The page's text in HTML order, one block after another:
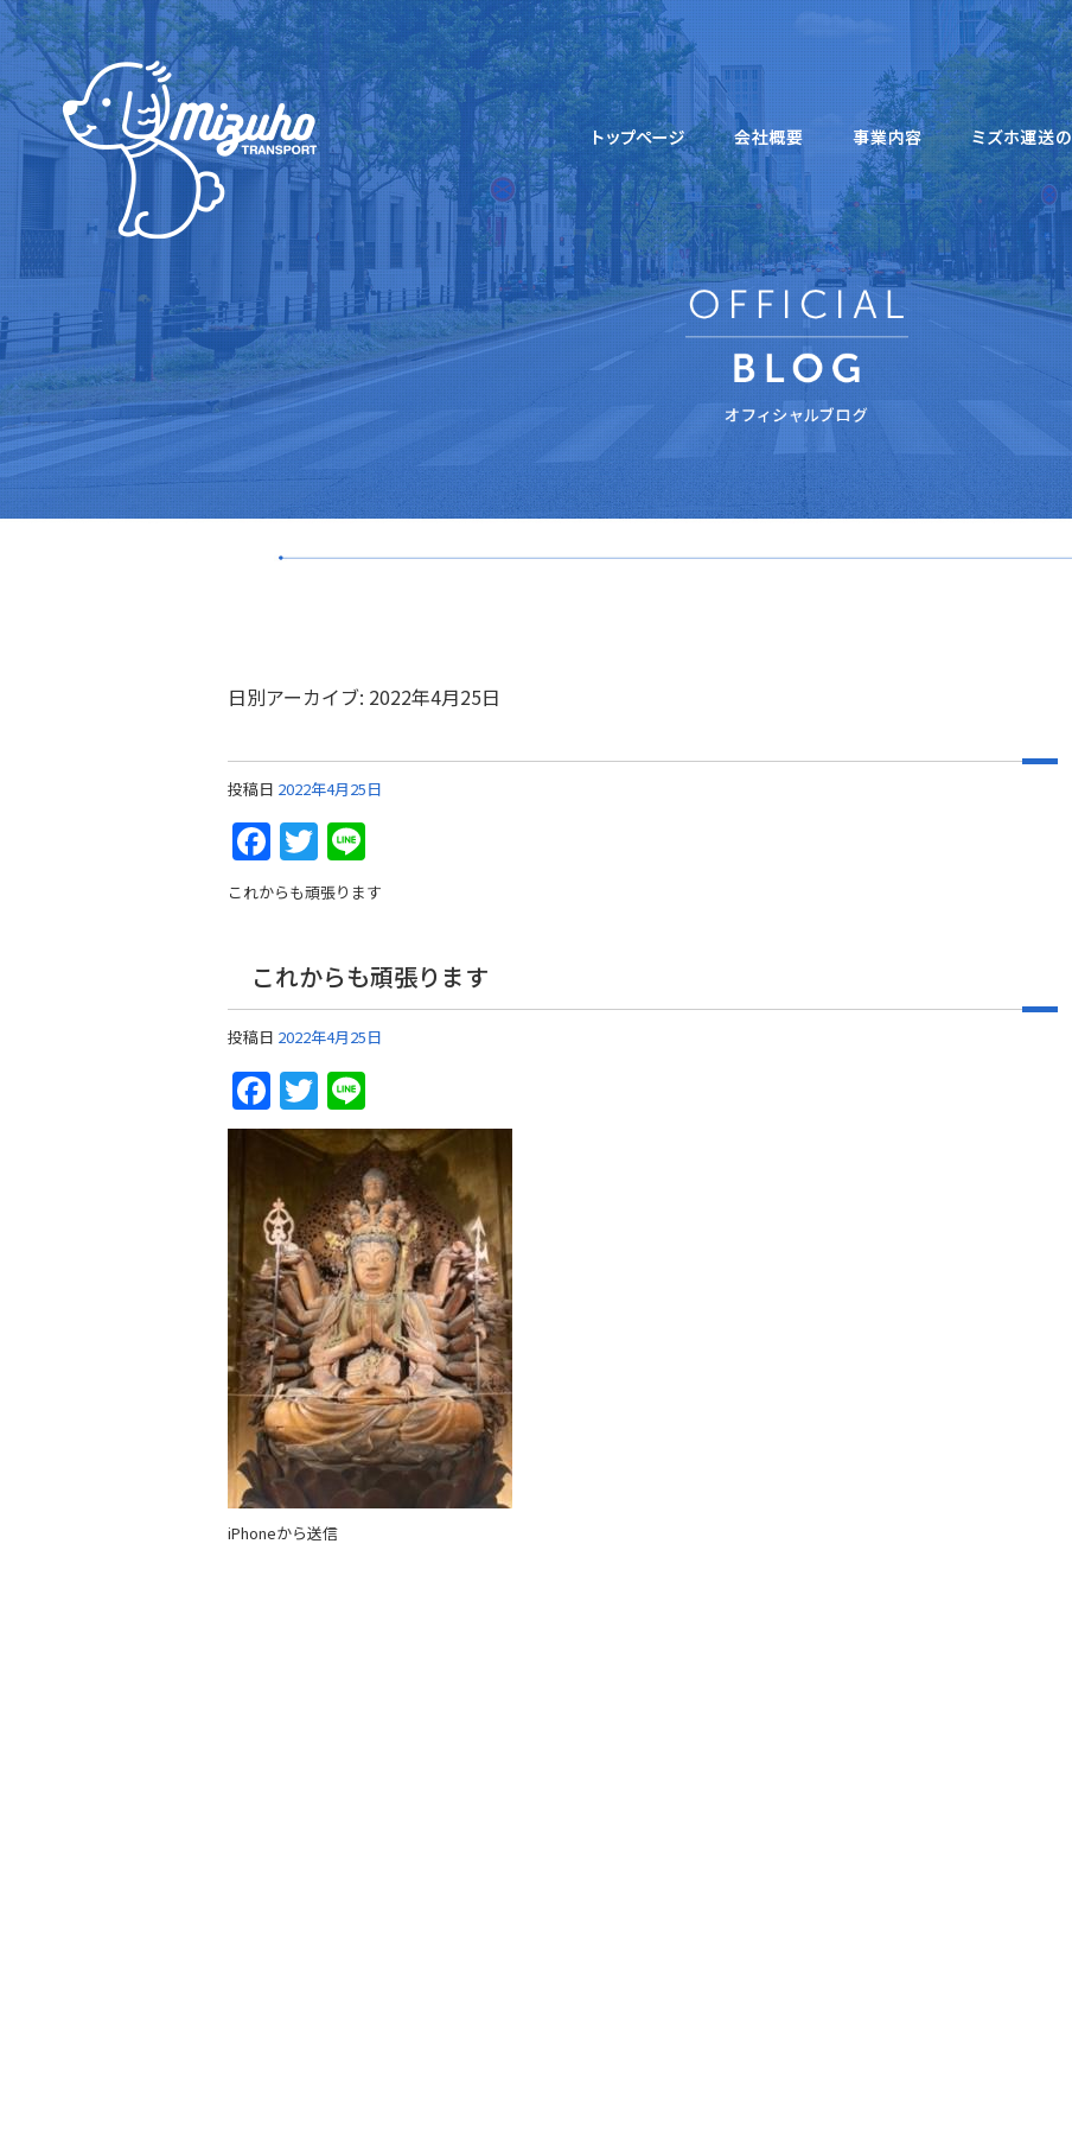
日別アーカイブ: 2022年4月25日
投稿日 2022年4月25日
Facebook
Twitter
これからも頑張ります
これからも頑張ります
投稿日 2022年4月25日
Facebook
Twitter
iPhoneから送信